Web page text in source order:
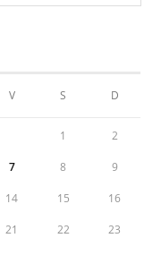
V S D
1 2
7 8 9
14 15 16
21 22 23